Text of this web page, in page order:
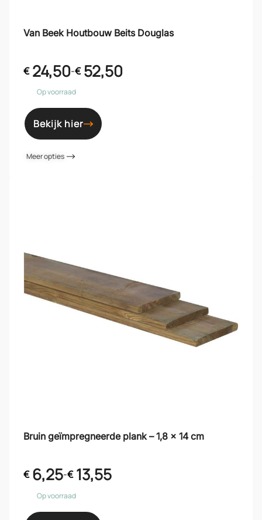
Van Beek Houtbouw Beits Douglas
€24,50-€52,50
Op voorraad
Bekijk hier
Meer opties
Bruin geïmpregneerde plank – 1,8 x 14 cm
€6,25-€13,55
Op voorraad